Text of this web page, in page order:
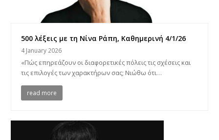
500 λέξεις με τη Νίνα Ράπη, Καθημερινή 4/1/26
4 January 2026
«Πώς επηρεάζουν οι διαφορετικές πόλεις τις σχέσεις και
τις επιλογές των χαρακτήρων σας; Νιώθω ότι…
read more